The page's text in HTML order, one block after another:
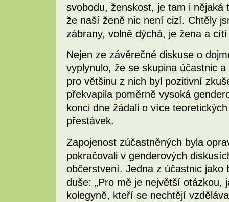
svobodu, ženskost, je tam i nějaká
že naší ženě nic není cizí. Chtěly
zábrany, volně dýchá, je žena a cítí
Nejen ze závěrečné diskuse o
vyplynulo, že se skupina účastnic
pro většinu z nich byl pozitivní
překvapila poměrně vysoká
konci dne žádali o více
přestávek.
Zapojenost zúčastněných byla
pokračovali v genderových
občerstvení. Jedna z účastnic jako
duše: „Pro mě je největší otázkou,
kolegyně, kteří se nechtějí